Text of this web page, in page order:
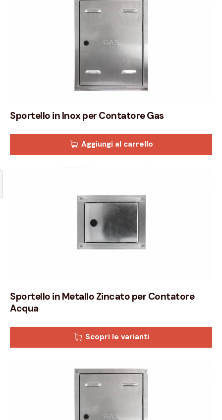
Sportello in Inox per Contatore Gas
Aggiungi al carrello
Sportello in Metallo Zincato per Contatore
Acqua
Scopri le varianti